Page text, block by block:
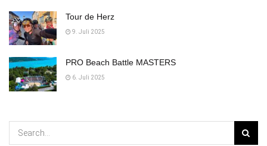
Tour de Herz
9. Juli 2025
PRO Beach Battle MASTERS
6. Juli 2025